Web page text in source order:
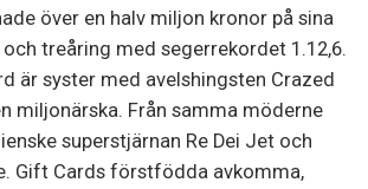
över en halv miljon kronor på sina
treåring med segerrekordet 1.12,6.
är syster med avelshingsten Crazed
miljonärska. Från samma möderne
superstjärnan Re Dei Jet och
Gift Cards förstfödda avkomma,